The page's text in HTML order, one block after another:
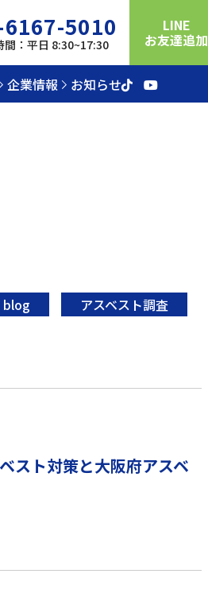
5010
間：平日 8:30~17:30
LINE
お友達追加
企業情報 お知らせ
blog アスベスト調査
スト対策と大阪府アスベ